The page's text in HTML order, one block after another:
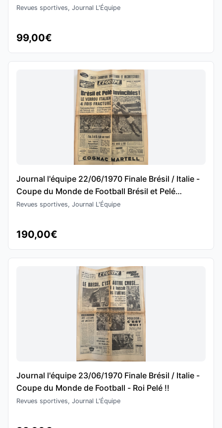
Revues sportives, Journal L'Équipe
99,00€
Journal l'équipe 22/06/1970 Finale Brésil / Italie -
Coupe du Monde de Football Brésil et Pelé
invincibles !!
Revues sportives, Journal L'Équipe
190,00€
Journal l'équipe 23/06/1970 Finale Brésil / Italie -
Coupe du Monde de Football - Roi Pelé !!
Revues sportives, Journal L'Équipe